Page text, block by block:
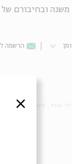
ובחיבורם
הרשמה
מעגל השנה
סגור